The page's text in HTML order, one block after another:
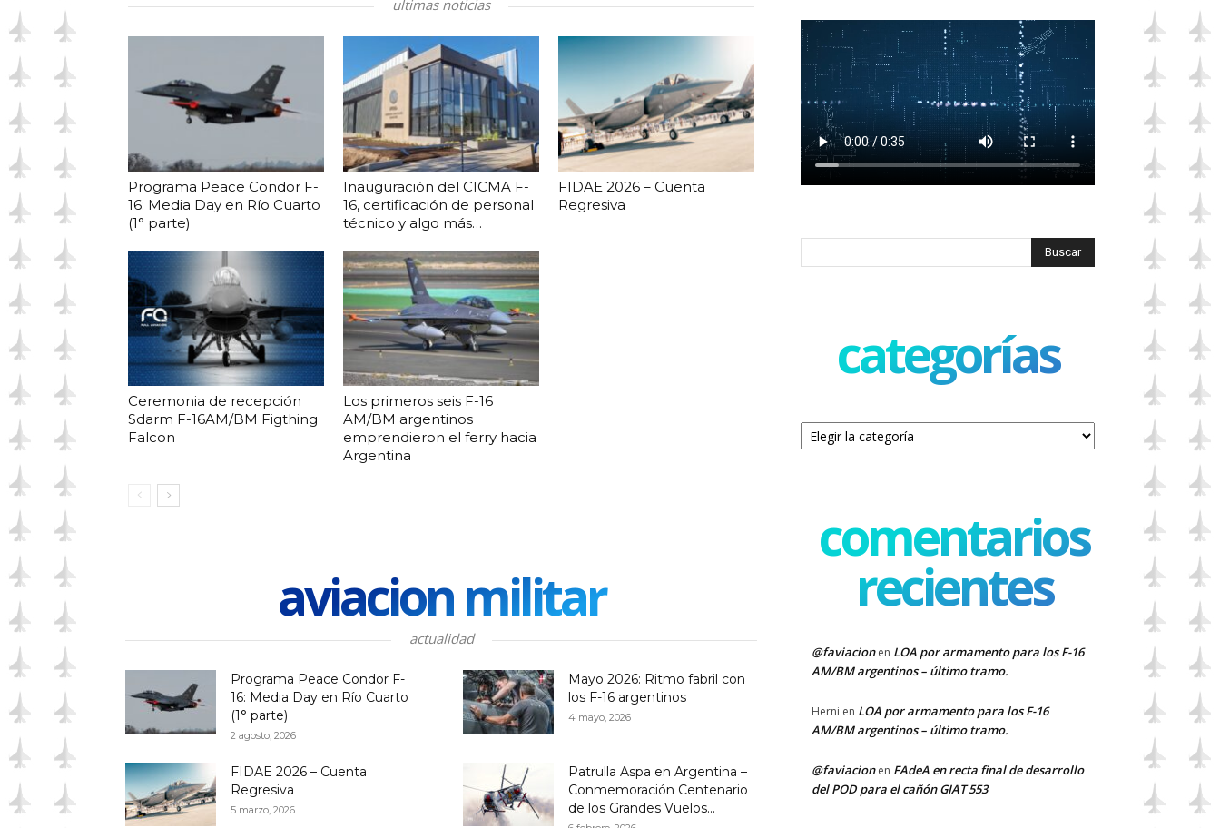
ultimas noticias
Programa Peace Condor F-
16: Media Day en Río Cuarto
(1° parte)
Inauguración del CICMA F-
16, certificación de personal
técnico y algo más…
FIDAE 2026 – Cuenta
Regresiva
Ceremonia de recepción
Sdarm F-16AM/BM Figthing
Falcon
Los primeros seis F-16
AM/BM argentinos
emprendieron el ferry hacia
Argentina
aviacion militar
actualidad
Programa Peace Condor F-
16: Media Day en Río Cuarto
(1° parte)
2 agosto, 2026
Mayo 2026: Ritmo fabril con
los F-16 argentinos
4 mayo, 2026
FIDAE 2026 – Cuenta
Regresiva
5 marzo, 2026
Patrulla Aspa en Argentina –
Conmemoración Centenario
de los Grandes Vuelos...
categorías
Categorías
comentarios
recientes
@faviacionen LOA por armamento para los F-16
AM/BM argentinos – último tramo.
Herni en LOA por armamento para los F-16
AM/BM argentinos – último tramo.
@faviacionen FAdeA en recta final de desarrollo
del POD para el cañón GIAT 553